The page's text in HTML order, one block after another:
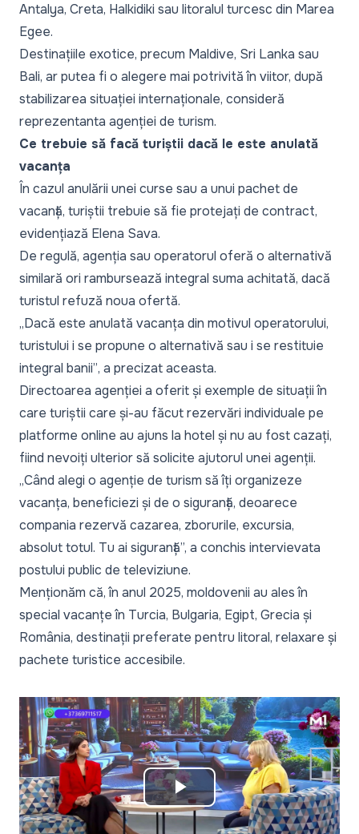
Antalya, Creta, Halkidiki sau litoralul turcesc din Marea
Egee.
Destinațiile exotice, precum Maldive, Sri Lanka sau
Bali, ar putea fi o alegere mai potrivită în viitor, după
stabilizarea situației internaționale, consideră
reprezentanta agenției de turism.
Ce trebuie să facă turiștii dacă le este anulată
vacanța
În cazul anulării unei curse sau a unui pachet de
vacanță, turiștii trebuie să fie protejați de contract,
evidențiază Elena Sava.
De regulă, agenția sau operatorul oferă o alternativă
similară ori rambursează integral suma achitată, dacă
turistul refuză noua ofertă.
„Dacă este anulată vacanța din motivul operatorului,
turistului i se propune o alternativă sau i se restituie
integral banii”, a precizat aceasta.
Directoarea agenției a oferit și exemple de situații în
care turiștii care și-au făcut rezervări individuale pe
platforme online au ajuns la hotel și nu au fost cazați,
fiind nevoiți ulterior să solicite ajutorul unei agenții.
„Când alegi o agenție de turism să îți organizeze
vacanța, beneficiezi și de o siguranță, deoarece
compania rezervă cazarea, zborurile, excursia,
absolut totul. Tu ai siguranță”, a conchis intervievata
postului public de televiziune.
Menționăm că, în anul 2025, moldovenii au ales în
special vacanțe în Turcia, Bulgaria, Egipt, Grecia și
România, destinații preferate pentru litoral, relaxare și
pachete turistice accesibile.
Play